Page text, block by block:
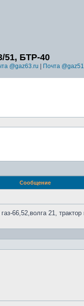
51, БТР-40
@gaz63.ru Почта
Сообщение
66,52,волга 21, трактор